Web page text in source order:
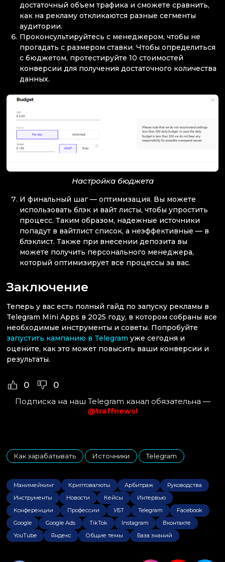
достаточный объем трафика и сможете сравнить,
как на рекламу откликаются разные сегменты
аудитории.
Проконсультируйтесь с менеджером, чтобы не
прогадать с размером ставки. Чтобы определиться
с бюджетом, протестируйте 10 стоимостей
конверсии для получения достаточного количества
данных.
Настройка бюджета
И финальный шаг — оптимизация. Вы можете
использовать блэк и вайт листы, чтобы упростить
процесс. Таким образом, надежные источники
попадут в вайтлист список, а неэффективные — в
блэклист. Также при внесении депозита вы
можете получить персонального менеджера,
который оптимизирует все процессы за вас.
Заключение
Теперь у вас есть полный гайд по запуску рекламы в
Telegram Mini Apps в 2025 году, в котором собраны все
необходимые инструменты и советы. Попробуйте
запустить кампанию в Telegram уже сегодня и
оцените, как это может повысить ваши конверсии и
результаты.
0 0
Подписка на наш Telegram канал обязательна —
@traffnews!
Как зарабатывать
,
Источники
,
Telegram
Манимейкинг Криптовалюты Арбитраж
Руководства
Инструменты
Новости Кейсы
Интервью
Конференции
Профессии УБТ Telegram
Facebook
Google
Google Ads TikTok Instagram
Вконтакте
YouTube
Яндекс Общие темы База знаний